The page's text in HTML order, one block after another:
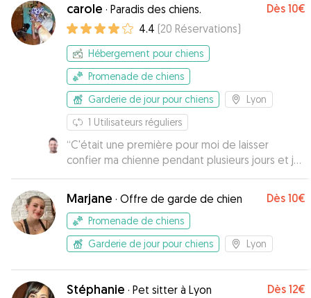
carole · Paradis des chiens. Dès 10€
4.4 (20 Réservations)
Hébergement pour chiens
Promenade de chiens
Garderie de jour pour chiens
Lyon
1 Utilisateurs réguliers
“C'était une première pour moi de laisser
confier ma chienne pendant plusieurs jours et je
suis ravi de la façon dont la garde s'est déroulée
avec Carole. Shiva retourne y passer un week-
end très bientôt ! Je recommande !”
Marjane · Offre de garde de chien Dès 10€
Promenade de chiens
Garderie de jour pour chiens
Lyon
Stéphanie · Pet sitter à Lyon Dès 12€